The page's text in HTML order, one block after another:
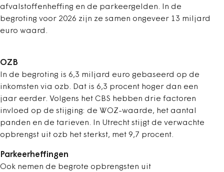
afvalstoffenheffing en de parkeergelden. In de
begroting voor 2026 zijn ze samen ongeveer 13 miljard
euro waard.
OZB
In de begroting is 6,3 miljard euro gebaseerd op de
inkomsten via ozb. Dat is 6,3 procent hoger dan een
jaar eerder. Volgens het CBS hebben drie factoren
invloed op de stijging: de WOZ-waarde, het aantal
panden en de tarieven. In Utrecht stijgt de verwachte
opbrengst uit ozb het sterkst, met 9,7 procent.
Parkeerheffingen
Ook nemen de begrote opbrengsten uit